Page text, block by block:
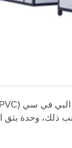
ذلك، وحدة بثق